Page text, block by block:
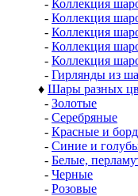
- Коллекция
- Коллекция
- Коллекция
- Коллекция
- Коллекция
- Гирлянды из
♦ Шары разных
- Золотые
- Серебряные
- Красные и
- Синие и
- Белые,
- Черные
- Розовые